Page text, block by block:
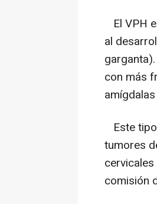
El VPH
al
con más
Este
tumores
comisión